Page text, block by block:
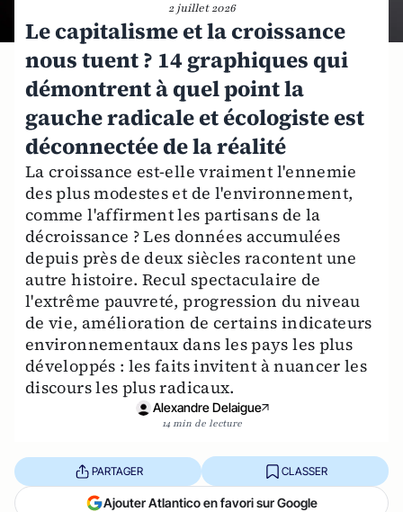
2 juillet 2026
Le capitalisme et la croissance
nous tuent ? 14 graphiques qui
démontrent à quel point la
gauche radicale et écologiste est
déconnectée de la réalité
La croissance est-elle vraiment l'ennemie
des plus modestes et de l'environnement,
comme l'affirment les partisans de la
décroissance ? Les données accumulées
depuis près de deux siècles racontent une
autre histoire. Recul spectaculaire de
l'extrême pauvreté, progression du niveau
de vie, amélioration de certains indicateurs
environnementaux dans les pays les plus
développés : les faits invitent à nuancer les
discours les plus radicaux.
Alexandre Delaigue
14 min de lecture
PARTAGER CLASSER
Ajouter Atlantico en favori sur Google